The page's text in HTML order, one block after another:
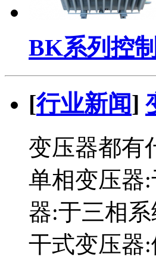
BK系列控
[行业新闻]
变压器都有
单相变压器
器:于三相
干式变压器